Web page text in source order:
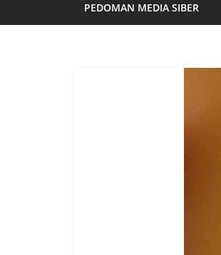
PEDOMAN MEDIA SIBER